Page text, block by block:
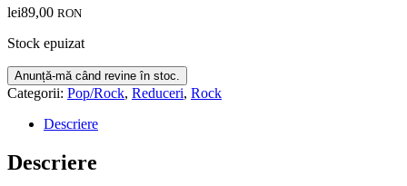
lei89,00 RON
Stock epuizat
Categorii: Pop/Rock, Reduceri, Rock
Descriere
Descriere